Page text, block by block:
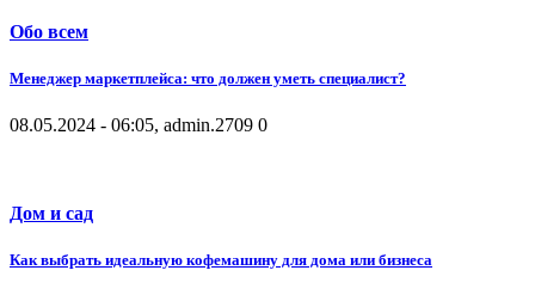
Обо всем
Менеджер маркетплейса: что должен уметь специалист?
08.05.2024 - 06:05, admin.2709 0
Дом и сад
Как выбрать идеальную кофемашину для дома или бизнеса